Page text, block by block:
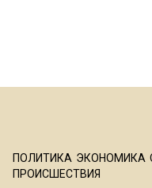
ПОЛИТИКА ЭКОНОМИКА
ПРОИСШЕСТВИЯ